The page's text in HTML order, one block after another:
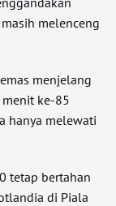
melenceng
menjelang
menit ke-85
hanya melewati
tetap bertahan
di Piala